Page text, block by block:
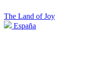
The Land of Joy
España